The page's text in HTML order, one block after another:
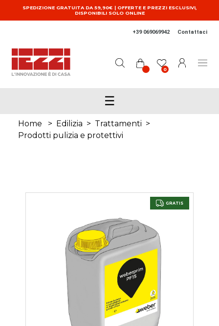
Salta al contenuto principale
SPEDIZIONE GRATUITA DA 59,90€ | OFFERTE E PREZZI ESCLUSIVI,
DISPONIBILI SOLO ONLINE
+39 069069942 Contattaci
0
☰
Home > Edilizia > Trattamenti >
Prodotti pulizia e protettivi
GRATIS